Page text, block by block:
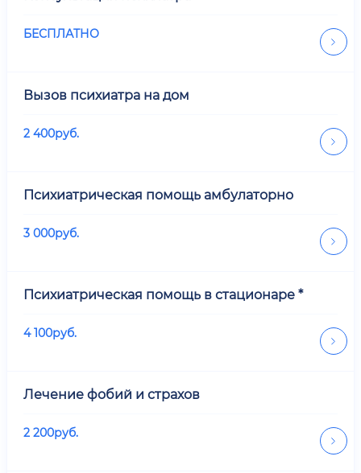
БЕСПЛАТНО
Вызов психиатра на дом
2 400руб.
Психиатрическая помощь амбулаторно
3 000руб.
Психиатрическая помощь в стационаре *
4 100руб.
Лечение фобий и страхов
2 200руб.